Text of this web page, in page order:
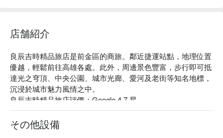
店舗紹介
良辰吉時精品旅店是前金區的商旅。鄰近捷運站點，地理位置
優越，輕鬆前往高雄各處。此外，周邊景色豐富，步行即可抵
達光之穹頂、中央公園、城市光廊、愛河及老街等知名地標，
沉浸於城市魅力風情之中。
良辰吉時精品旅店評價：Google 4.7 星
良辰吉時精品旅店推薦：自助式入住機台便利快速，公共空間
寬敞舒適，更貼心設有 Mini Bar 供隨時享用，盡情享受休憩每
一刻。自然採光設計，各式房型營造明亮宜人氛圍，旅人能在
その他設備